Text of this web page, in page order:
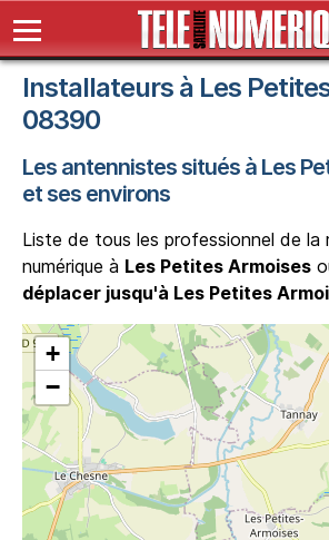
Installateurs à Les
08390
Les antennistes situés à Les
et ses environs
Liste de tous les professionnel de la
numérique à Les Petites Armoises
déplacer jusqu'à Les Petites
+
−